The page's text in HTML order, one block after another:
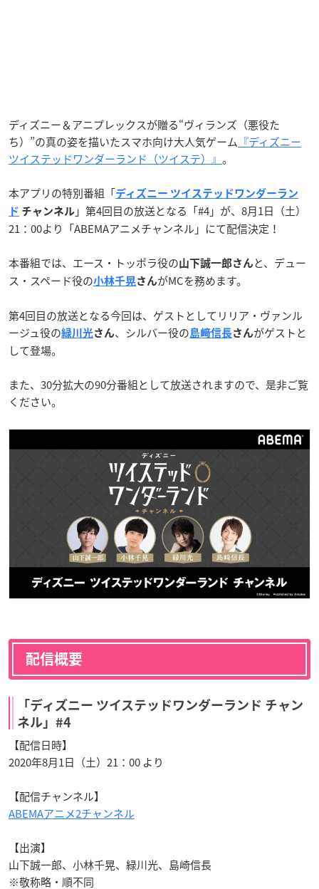
ディズニー＆アニプレックスが贈る“ヴィランズ（悪役た
ち）”の真の姿を描いたスマホ向け大人気ゲーム 『ディズニー
ツイステッドワンダーランド（ツイステ）』 。
本アプリの特別番組「ディズニー ツイステッドワンダーラン
ド チャンネル 」第4回目の放送となる「#4」が、8月1日（土）
21：00より「ABEMAアニメチャンネル」にて配信決定！
本番組では、エース・トッポラ役の山下誠一郎さんと、デュー
ス・スペード役の小林千晃 さんがMCを務めます。
第4回目の放送となる今回は、ゲストとしてリリア・ヴァンル
ージュ役の緑川光さん、シルバー役の島﨑信長さんがゲストと
して登場。
また、30分拡大の90分番組として放送されますので、是非ご覧
ください。
配信概要
「ディズニー ツイステッドワンダーランド チャン
ネル」#4
【配信日時】
2020年8月1日（土）21：00 より
【配信チャンネル】
ABEMAアニメ2チャンネル
【出演】
山下誠一郎、小林千晃、緑川光、島崎信長
※敬称略・順不同